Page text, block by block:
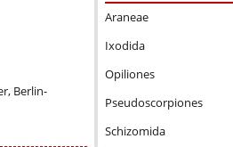
Berlin-
Araneae
Ixodida
Opiliones
Pseudoscorpiones
Schizomida